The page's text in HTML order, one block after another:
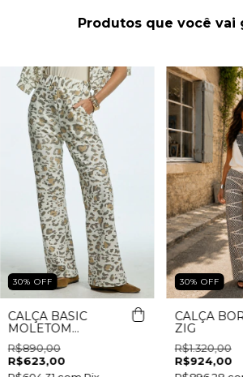
Produtos que você vai
30% OFF
CALÇA BASIC
MOLETOM
ANIMAL PRINT
R$890,00
R$623,00
30% OFF
CALÇA
ZIG
R$1.320,00
R$924,00